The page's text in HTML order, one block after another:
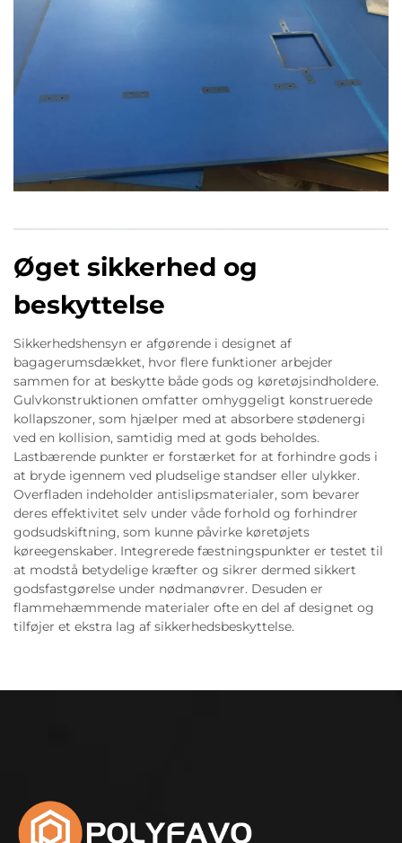
Øget sikkerhed og
beskyttelse
Sikkerhedshensyn er afgørende i designet af
bagagerumsdækket, hvor flere funktioner arbejder
sammen for at beskytte både gods og køretøjsindholdere.
Gulvkonstruktionen omfatter omhyggeligt konstruerede
kollapszoner, som hjælper med at absorbere stødenergi
ved en kollision, samtidig med at gods beholdes.
Lastbærende punkter er forstærket for at forhindre gods i
at bryde igennem ved pludselige standser eller ulykker.
Overfladen indeholder antislipsmaterialer, som bevarer
deres effektivitet selv under våde forhold og forhindrer
godsudskiftning, som kunne påvirke køretøjets
køreegenskaber. Integrerede fæstningspunkter er testet til
at modstå betydelige kræfter og sikrer dermed sikkert
godsfastgørelse under nødmanøvrer. Desuden er
flammehæmmende materialer ofte en del af designet og
tilføjer et ekstra lag af sikkerhedsbeskyttelse.